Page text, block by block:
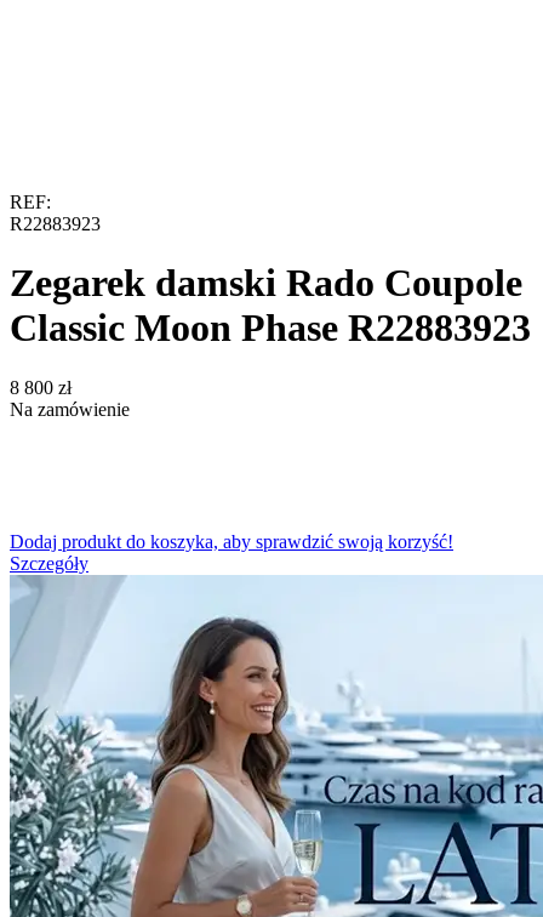
REF:
R22883923
Zegarek damski Rado Coupole
Classic Moon Phase R22883923
‍8 800‍ zł
Na zamówienie
Dodaj produkt do koszyka, aby sprawdzić swoją korzyść!
Szczegóły